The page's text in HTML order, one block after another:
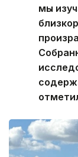
мы